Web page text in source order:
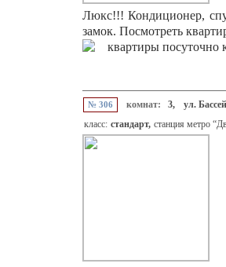
Люкс!!! Кондиционер,
замок. Посмотреть
№ 306 комнат: 3,
ул.
класс: стандарт, станция метро